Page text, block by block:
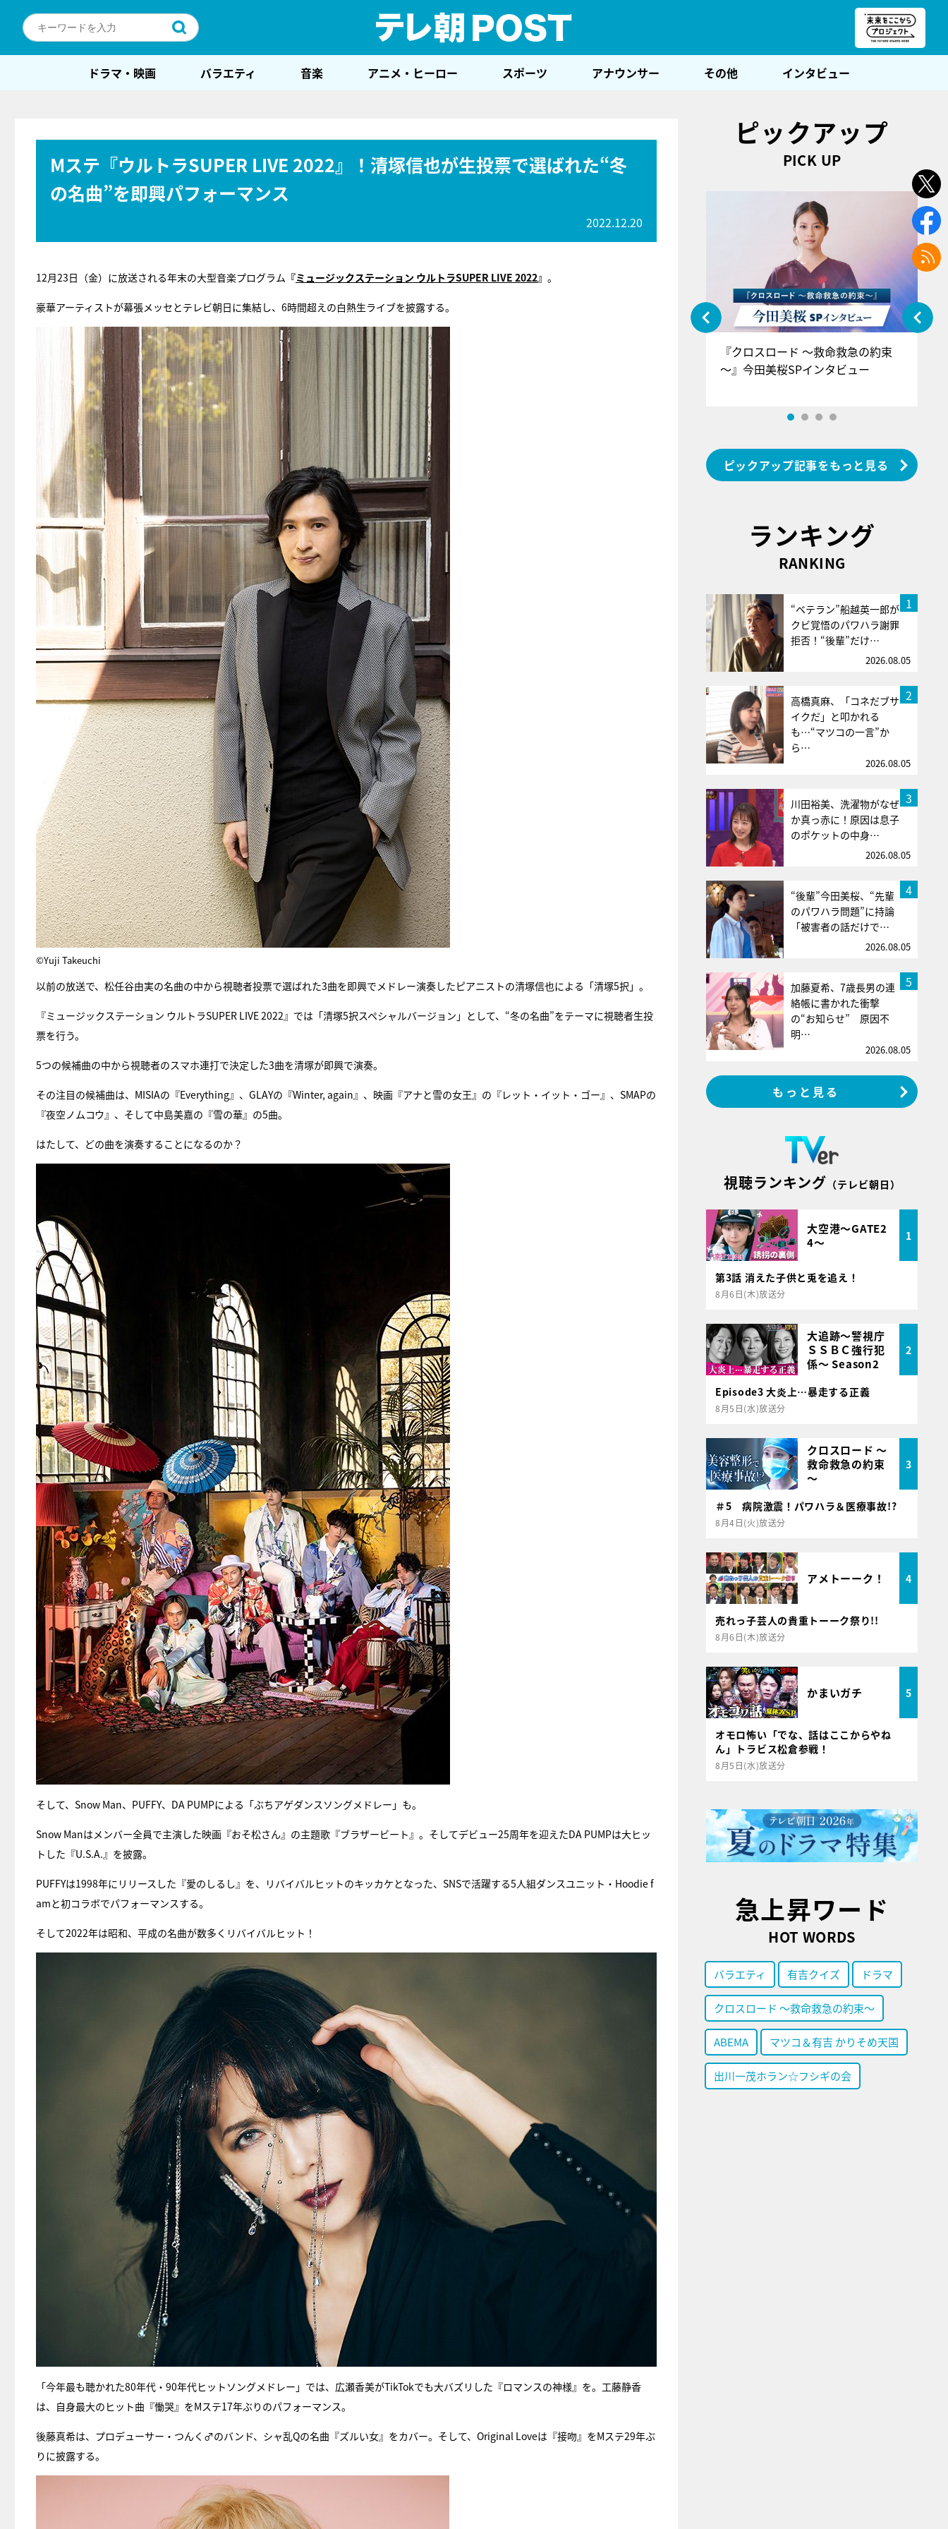
ドラマ・映画 バラエティ 音楽 アニメ・ヒーロー スポーツ アナウンサー その他 インタビュー
Mステ『ウルトラSUPER LIVE 2022』！清塚信也が生投票で選ばれた“冬
の名曲”を即興パフォーマンス
2022.12.20
12月23日（金）に放送される年末の大型音楽プログラム 『ミュージックステーション ウルトラSUPER LIVE 2022』 。
豪華アーティストが幕張メッセとテレビ朝日に集結し、6時間超えの白熱生ライブを披露する。
©︎Yuji Takeuchi
以前の放送で、松任谷由実の名曲の中から視聴者投票で選ばれた3曲を即興でメドレー演奏したピアニストの清塚信也による「清塚5択」。
『ミュージックステーション ウルトラSUPER LIVE 2022』では「清塚5択スペシャルバージョン」として、“冬の名曲”をテーマに視聴者生投
票を行う。
5つの候補曲の中から視聴者のスマホ連打で決定した3曲を清塚が即興で演奏。
その注目の候補曲は、MISIAの『Everything』、GLAYの『Winter, again』、映画『アナと雪の女王』の『レット・イット・ゴー』、SMAPの
『夜空ノムコウ』、そして中島美嘉の『雪の華』の5曲。
はたして、どの曲を演奏することになるのか？
そして、Snow Man、PUFFY、DA PUMPによる「ぶちアゲダンスソングメドレー」も。
Snow Manはメンバー全員で主演した映画『おそ松さん』の主題歌『ブラザービート』。そしてデビュー25周年を迎えたDA PUMPは大ヒッ
トした『U.S.A.』を披露。
PUFFYは1998年にリリースした『愛のしるし』を、リバイバルヒットのキッカケとなった、SNSで活躍する5人組ダンスユニット・Hoodie f
amと初コラボでパフォーマンスする。
そして2022年は昭和、平成の名曲が数多くリバイバルヒット！
「今年最も聴かれた80年代・90年代ヒットソングメドレー」では、広瀬香美がTikTokでも大バズリした『ロマンスの神様』を。工藤静香
は、自身最大のヒット曲『慟哭』をMステ17年ぶりのパフォーマンス。
後藤真希は、プロデューサー・つんく♂のバンド、シャ乱Qの名曲『ズルい女』をカバー。そして、Original Loveは『接吻』をMステ29年ぶ
りに披露する。
ピックアップ
PICK UP
『クロスロード ～救命救急の約束
～』今田美桜SPインタビュー
ピックアップ記事をもっと見る
ランキング
RANKING
1
“ベテラン”船越英一郎が
クビ覚悟のパワハラ謝罪
拒否！“後輩”だけ…
2026.08.05
2
高橋真麻、「コネだブサ
イクだ」と叩かれる
も…“マツコの一言”か
ら…
2026.08.05
3
川田裕美、洗濯物がなぜ
か真っ赤に！原因は息子
のポケットの中身…
2026.08.05
4
“後輩”今田美桜、“先輩
のパワハラ問題”に持論
「被害者の話だけで…
2026.08.05
5
加藤夏希、7歳長男の連
絡帳に書かれた衝撃
の“お知らせ” 原因不
明…
2026.08.05
もっと見る
視聴ランキング （テレビ朝日）
大空港～GATE2
4～
1
第3話 消えた子供と兎を追え！
8月6日(木)放送分
大追跡～警視庁
ＳＳＢＣ強行犯
係～ Season2
2
Episode3 大炎上…暴走する正義
8月5日(水)放送分
クロスロード ～
救命救急の約束
～
3
＃5 病院激震！パワハラ＆医療事故!?
8月4日(火)放送分
アメトーーク！ 4
売れっ子芸人の貴重トーーク祭り!!
8月6日(木)放送分
かまいガチ 5
オモロ怖い「でな、話はここからやね
ん」トラビス松倉参戦！
8月5日(水)放送分
急上昇ワード
HOT WORDS
バラエティ 有吉クイズ ドラマ
クロスロード ～救命救急の約束～
ABEMA マツコ＆有吉 かりそめ天国
出川一茂ホラン☆フシギの会